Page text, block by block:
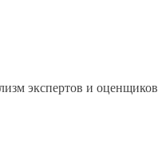
экспертов и оценщиков